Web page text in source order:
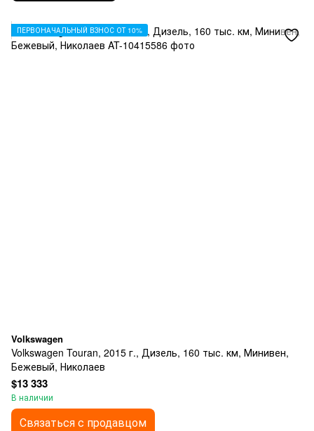
ПЕРВОНАЧАЛЬНЫЙ ВЗНОС ОТ 10%
Volkswagen
Volkswagen Touran, 2015 г., Дизель, 160 тыс. км, Минивен,
Бежевый, Николаев
$13 333
В наличии
Связаться с продавцом